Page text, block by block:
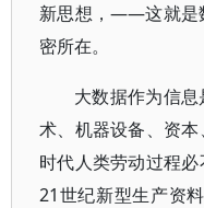
新思想，——这就是
密所在。
大数据作为信
术、机器设备、资
时代人类劳动过程
21世纪新型生产资